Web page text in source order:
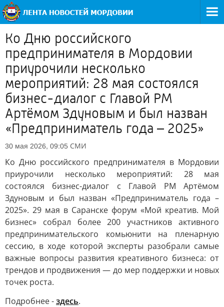
Ко Дню российского
предпринимателя в Мордовии
приурочили несколько
мероприятий: 28 мая состоялся
бизнес-диалог с Главой РМ
Артёмом Здуновым и был назван
«Предприниматель года – 2025»
30 мая 2026, 09:05 СМИ
Ко Дню российского предпринимателя в Мордовии
приурочили несколько мероприятий: 28 мая
состоялся бизнес-диалог с Главой РМ Артёмом
Здуновым и был назван «Предприниматель года –
2025». 29 мая в Саранске форум «Мой креатив. Мой
бизнес» собрал более 200 участников активного
предпринимательского комьюнити на пленарную
сессию, в ходе которой эксперты разобрали самые
важные вопросы развития креативного бизнеса: от
трендов и продвижения — до мер поддержки и новых
точек роста.
Подробнее -здесь.